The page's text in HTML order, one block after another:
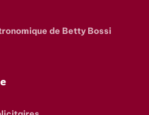
de Betty Bossi